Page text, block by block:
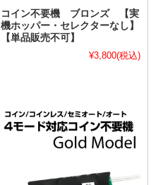
コイン不要機 ブロンズ 【実
機ホッパー・セレクターなし】
【単品販売不可】
¥3,800(税込)